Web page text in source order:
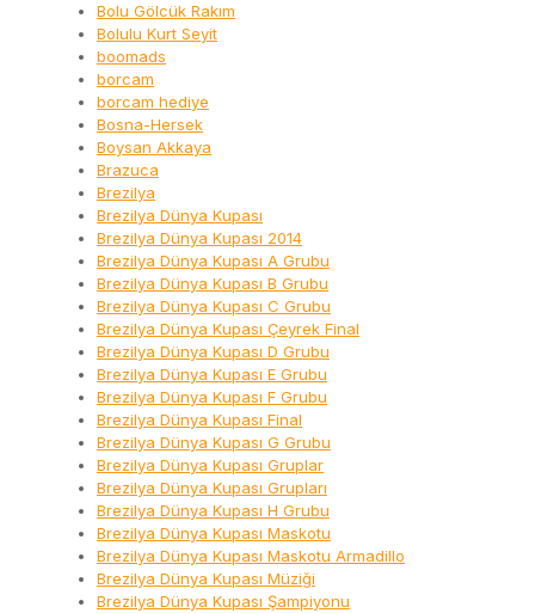
Bolu Gölcük Rakım
Bolulu Kurt Seyit
boomads
borcam
borcam hediye
Bosna-Hersek
Boysan Akkaya
Brazuca
Brezilya
Brezilya Dünya Kupası
Brezilya Dünya Kupası 2014
Brezilya Dünya Kupası A Grubu
Brezilya Dünya Kupası B Grubu
Brezilya Dünya Kupası C Grubu
Brezilya Dünya Kupası Çeyrek Final
Brezilya Dünya Kupası D Grubu
Brezilya Dünya Kupası E Grubu
Brezilya Dünya Kupası F Grubu
Brezilya Dünya Kupası Final
Brezilya Dünya Kupası G Grubu
Brezilya Dünya Kupası Gruplar
Brezilya Dünya Kupası Grupları
Brezilya Dünya Kupası H Grubu
Brezilya Dünya Kupası Maskotu
Brezilya Dünya Kupası Maskotu Armadillo
Brezilya Dünya Kupası Müziği
Brezilya Dünya Kupası Şampiyonu